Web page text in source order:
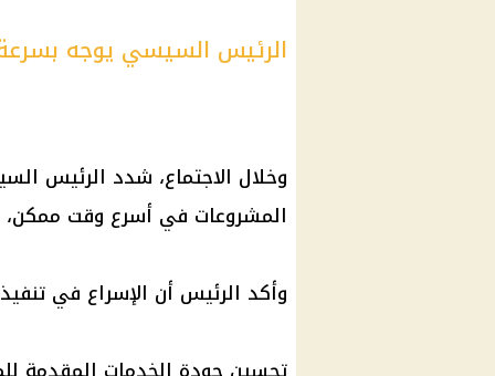
الرئيس السيسي يوجه
وخلال الاجتماع، شدد الرئيس
المشروعات في أسرع وقت ممكن،
وأكد الرئيس أن الإسراع في